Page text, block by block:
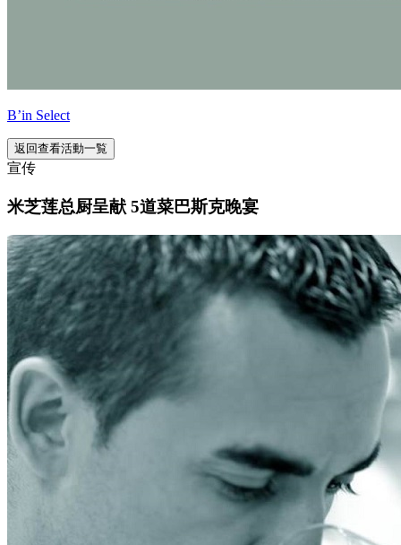
B’in Select
返回查看活動一覧
宣传
米芝莲总厨呈献 5道菜巴斯克晚宴